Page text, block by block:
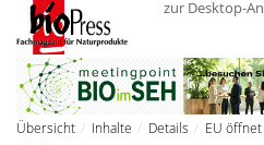
zur Desktop-
Übersicht Inhalte Details EU